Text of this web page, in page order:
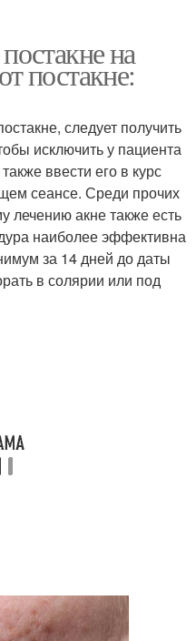
на
постакне:
следует получить
исключить у пациента
ввести его в курс
сеансе. Среди прочих
лечению акне также есть
наиболее эффективна
за 14 дней до даты
в солярии или под